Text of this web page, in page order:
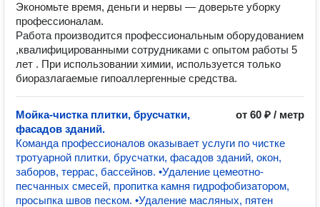
Экономьте время, деньги и нервы — доверьте уборку
профессионалам.
Работа производится профессиональным оборудованием
,квалифицированными сотрудниками с опытом работы 5
лет . При использовании химии, используется только
биоразлагаемые гипоаллергенные средства.
Мойка-чистка плитки, брусчатки,
фасадов зданий.
от 60 ₽ / метр
Команда профессионалов оказывает услуги по чистке
тротуарной плитки, брусчатки, фасадов зданий, окон,
заборов, террас, бассейнов. •Удаление цемеотно-
песчанных смесей, пропитка камня гидрофобизатором,
просыпка швов песком. •Удаление масляных, пятен